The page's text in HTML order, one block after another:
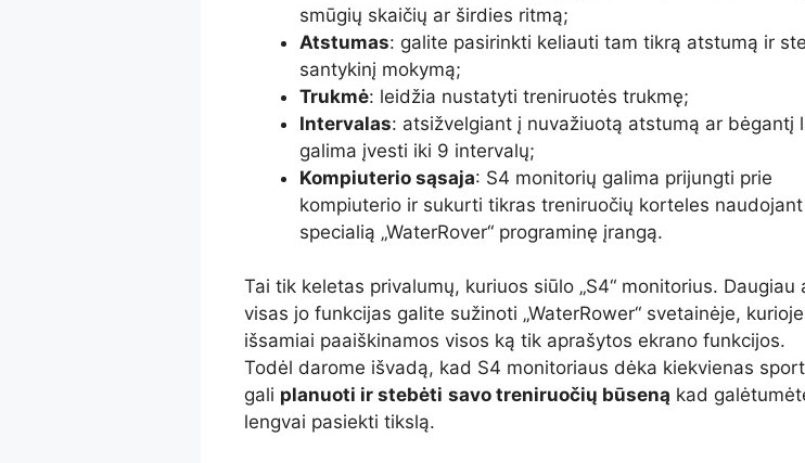
smūgių skaičių ar širdies ritmą;
Atstumas: galite pasirinkti keliauti tam tikrą atstumą ir
santykinį mokymą;
Trukmė: leidžia nustatyti treniruotės trukmę;
Intervalas: atsižvelgiant į nuvažiuotą atstumą ar bėgantį
galima įvesti iki 9 intervalų;
Kompiuterio sąsaja: S4 monitorių galima prijungti prie
kompiuterio ir sukurti tikras treniruočių korteles naudojant
specialią „WaterRover“ programinę įrangą.
Tai tik keletas privalumų, kuriuos siūlo „S4“ monitorius. Daugiau
visas jo funkcijas galite sužinoti „WaterRower“ svetainėje, kurioje
išsamiai paaiškinamos visos ką tik aprašytos ekrano funkcijos.
Todėl darome išvadą, kad S4 monitoriaus dėka kiekvienas
gali planuoti ir stebėti savo treniruočių būseną kad
lengvai pasiekti tikslą.